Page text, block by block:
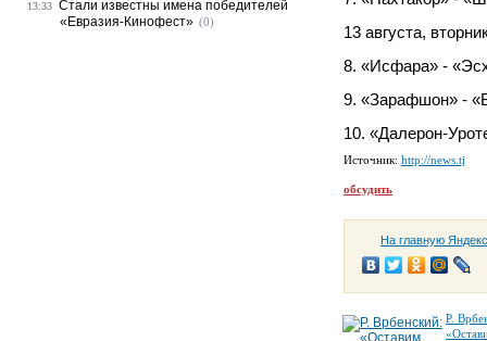
13 августа,
8. «Исфара» -
9. «Зарафшон» -
10. «Далерон-
Источник: http://news.tj
обсудить
На главную
Р.
13:33 Стали известны имена победителей
«Евразия-Кинофест» (0)